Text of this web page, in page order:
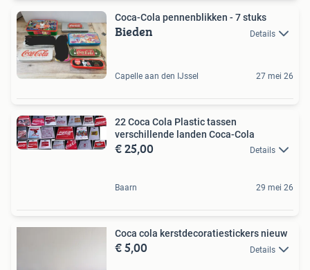
Coca-Cola pennenblikken - 7 stuks
Bieden Details
Capelle aan den IJssel 27 mei 26
22 Coca Cola Plastic tassen
verschillende landen Coca-Cola
€ 25,00 Details
Baarn 29 mei 26
Coca cola kerstdecoratiestickers nieuw
€ 5,00 Details